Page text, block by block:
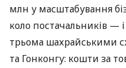
млн у масштабування
коло постачальників —
трьома шахрайськими
та Гонконгу: кошти за